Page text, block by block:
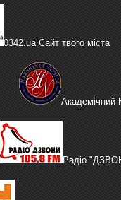
0342.ua Сайт твого міста
Академічний
Радіо